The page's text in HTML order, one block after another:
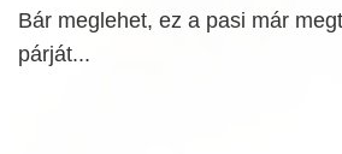
Bár meglehet, ez a pasi már
párját...